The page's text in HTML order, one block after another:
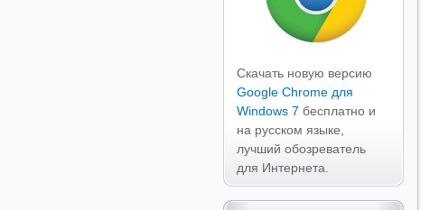
Скачать новую версию
Google Chrome для
Windows 7 бесплатно и
на русском языке,
лучший обозреватель
для Интернета.